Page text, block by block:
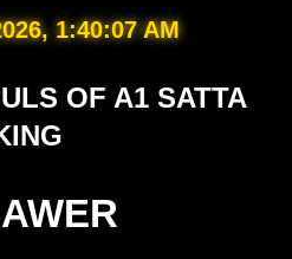
1:40:08 AM
OF A1 SATTA